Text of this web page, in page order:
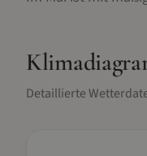
Detaillierte